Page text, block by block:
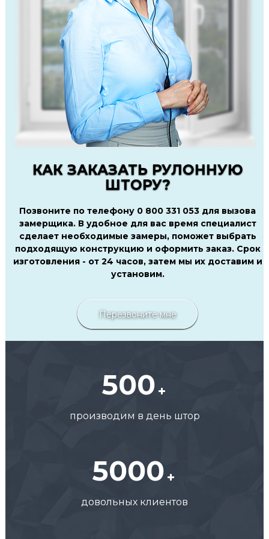
КАК ЗАКАЗАТЬ РУЛОННУЮ
ШТОРУ?
Позвоните по телефону 0 800 331 053 для вызова
замерщика. В удобное для вас время специалист
сделает необходимые замеры, поможет выбрать
подходящую конструкцию и оформить заказ. Срок
изготовления - от 24 часов, затем мы их доставим и
установим.
Перезвоните мне
500
производим в день штор
5000
довольных клиентов